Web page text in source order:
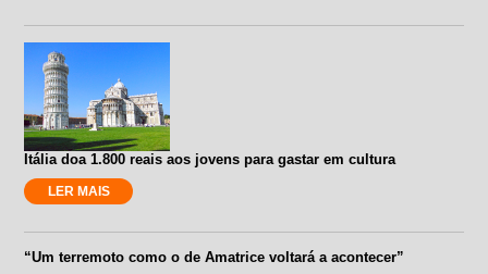
Itália doa 1.800 reais aos jovens para gastar em cultura
LER MAIS
“Um terremoto como o de Amatrice voltará a acontecer”